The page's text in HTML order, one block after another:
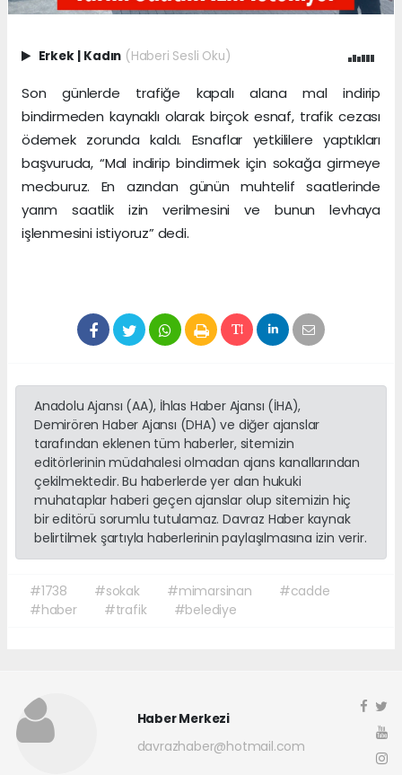
Erkek | Kadın (Haberi Sesli Oku)
Son günlerde trafiğe kapalı alana mal indirip
bindirmeden kaynaklı olarak birçok esnaf, trafik cezası
ödemek zorunda kaldı. Esnaflar yetkililere yaptıkları
başvuruda, “Mal indirip bindirmek için sokağa girmeye
mecburuz. En azından günün muhtelif saatlerinde
yarım saatlik izin verilmesini ve bunun levhaya
işlenmesini istiyoruz” dedi.
Anadolu Ajansı (AA), İhlas Haber Ajansı (İHA),
Demirören Haber Ajansı (DHA) ve diğer ajanslar
tarafından eklenen tüm haberler, sitemizin
editörlerinin müdahalesi olmadan ajans kanallarından
çekilmektedir. Bu haberlerde yer alan hukuki
muhataplar haberi geçen ajanslar olup sitemizin hiç
bir editörü sorumlu tutulamaz. Davraz Haber kaynak
belirtilmek şartıyla haberlerinin paylaşılmasına izin verir.
#1738 #sokak #mimarsinan
#cadde
#haber
#trafik #belediye
Haber Merkezi
davrazhaber@hotmail.com